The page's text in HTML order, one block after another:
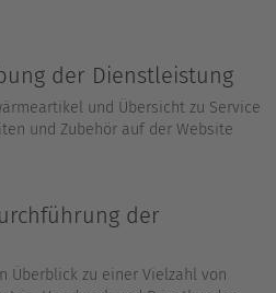
der Dienstleistung
und Übersicht zu Service
und Zubehör auf der Website
der
Überblick zu einer Vielzahl von